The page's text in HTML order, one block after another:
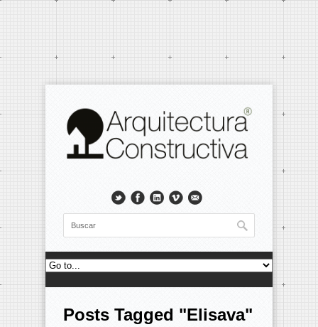
Posts Tagged "Elisava"